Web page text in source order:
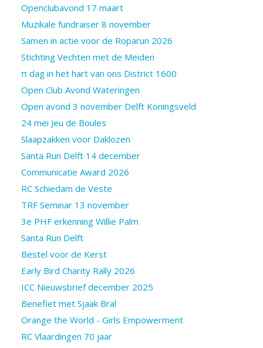
Openclubavond 17 maart
Muzikale fundraiser 8 november
Samen in actie voor de Roparun 2026
Stichting Vechten met de Meiden
π dag in het hart van ons District 1600
Open Club Avond Wateringen
Open avond 3 november Delft Koningsveld
24 mei Jeu de Boules
Slaapzakken voor Daklozen
Santa Run Delft 14 december
Communicatie Award 2026
RC Schiedam de Veste
TRF Seminar 13 november
3e PHF erkenning Willie Palm
Santa Run Delft
Bestel voor de Kerst
Early Bird Charity Rally 2026
ICC Nieuwsbrief december 2025
Benefiet met Sjaak Bral
Orange the World - Girls Empowerment
RC Vlaardingen 70 jaar